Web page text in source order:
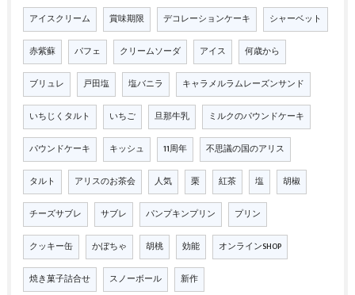
アイスクリーム 賞味期限 デコレーションケーキ シャーベット
赤紫蘇 パフェ クリームソーダ アイス 何歳から
ブリュレ 戸田塩 塩バニラ キャラメルラムレーズンサンド
いちじくタルト いちご 旦那牛乳 ミルクのパウンドケーキ
パウンドケーキ キッシュ 11周年 不思議の国のアリス
タルト アリスのお茶会 人気 栗 紅茶 塩 胡椒
チーズサブレ サブレ パンプキンプリン プリン
クッキー缶 かぼちゃ 胡桃 効能 オンラインSHOP
焼き菓子詰合せ スノーボール 新作